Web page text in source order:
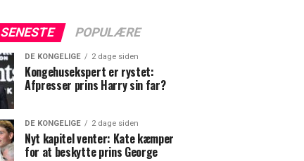
SENESTE POPULÆRE
DE KONGELIGE 2 dage siden
Kongehusekspert er rystet:
Afpresser prins Harry sin far?
DE KONGELIGE 2 dage siden
Nyt kapitel venter: Kate kæmper
for at beskytte prins George